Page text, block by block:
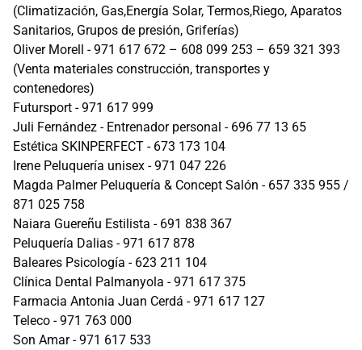
(Climatización, Gas,Energía Solar, Termos,Riego, Aparatos
Sanitarios, Grupos de presión, Griferías)
Oliver Morell - 971 617 672 – 608 099 253 – 659 321 393
(Venta materiales construcción, transportes y
contenedores)
Futursport - 971 617 999
Juli Fernández - Entrenador personal - 696 77 13 65
Estética SKINPERFECT - 673 173 104
Irene Peluquería unisex - 971 047 226
Magda Palmer Peluquería & Concept Salón - 657 335 955 /
871 025 758
Naiara Guereñu Estilista - 691 838 367
Peluquería Dalias - 971 617 878
Baleares Psicología - 623 211 104
Clínica Dental Palmanyola - 971 617 375
Farmacia Antonia Juan Cerdá - 971 617 127
Teleco - 971 763 000
Son Amar - 971 617 533